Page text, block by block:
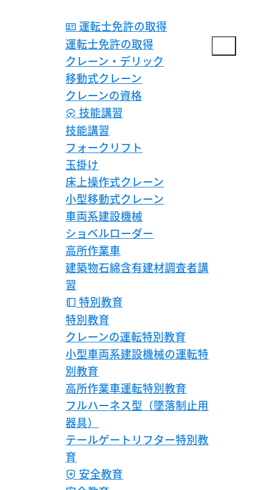
運転士免許の取得
運転士免許の取得
クレーン・デリック
移動式クレーン
クレーンの資格
技能講習
技能講習
フォークリフト
玉掛け
床上操作式クレーン
小型移動式クレーン
車両系建設機械
ショベルローダー
高所作業車
建築物石綿含有建材調査者講
習
特別教育
特別教育
クレーンの運転特別教育
小型車両系建設機械の運転特
別教育
高所作業車運転特別教育
フルハーネス型（墜落制止用
器具）
テールゲートリフター特別教
育
安全教育